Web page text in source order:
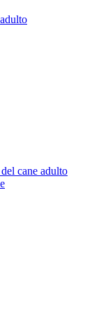
cane adulto